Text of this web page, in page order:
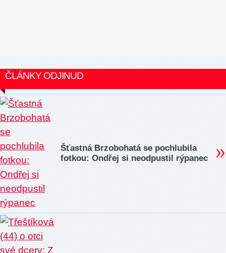
ČLÁNKY ODJINUD
Šťastná Brzobohatá se pochlubila
fotkou: Ondřej si neodpustil rýpanec